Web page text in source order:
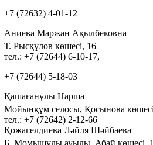
+7 (72632) 4‑01‑12
Аниева Маржан Ақылбековна
Т. Рысқұлов көшесі, 16
тел.: +7 (72644) 6‑10‑17,
+7 (72644) 5‑18‑03
Қашағанұлы Нарша
Мойынқұм селосы, Қосынова
тел.: +7 (72642) 2‑12‑66
Қожагелдиева Ләйля Шәйбаева
Б. Момышұлы ауылы, Абай көшесі, 1